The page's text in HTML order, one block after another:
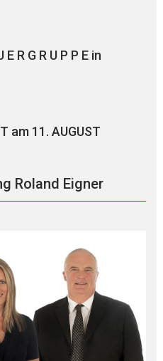
R G R U P P E in
am 11. AUGUST
Roland Eigner